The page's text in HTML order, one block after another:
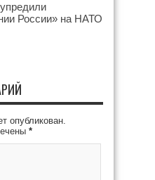
России» на НАТО
опубликован.
*